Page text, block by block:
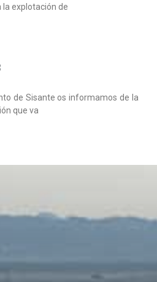
explotación de
de Sisante os informamos de la
que va